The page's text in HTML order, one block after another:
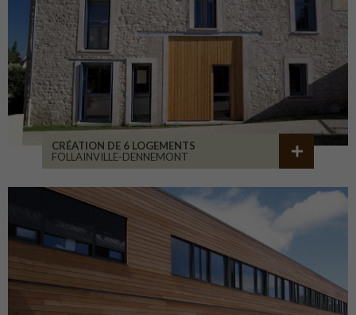
CRÉATION DE 6 LOGEMENTS
FOLLAINVILLE-DENNEMONT